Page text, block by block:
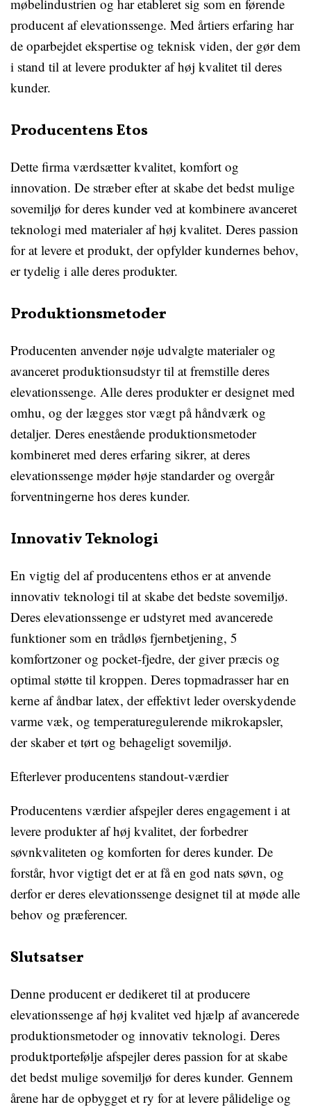
møbelindustrien og har etableret sig som en førende
producent af elevationssenge. Med årtiers erfaring har
de oparbejdet ekspertise og teknisk viden, der gør dem
i stand til at levere produkter af høj kvalitet til deres
kunder.
Producentens Etos
Dette firma værdsætter kvalitet, komfort og
innovation. De stræber efter at skabe det bedst mulige
sovemiljø for deres kunder ved at kombinere avanceret
teknologi med materialer af høj kvalitet. Deres passion
for at levere et produkt, der opfylder kundernes behov,
er tydelig i alle deres produkter.
Produktionsmetoder
Producenten anvender nøje udvalgte materialer og
avanceret produktionsudstyr til at fremstille deres
elevationssenge. Alle deres produkter er designet med
omhu, og der lægges stor vægt på håndværk og
detaljer. Deres enestående produktionsmetoder
kombineret med deres erfaring sikrer, at deres
elevationssenge møder høje standarder og overgår
forventningerne hos deres kunder.
Innovativ Teknologi
En vigtig del af producentens ethos er at anvende
innovativ teknologi til at skabe det bedste sovemiljø.
Deres elevationssenge er udstyret med avancerede
funktioner som en trådløs fjernbetjening, 5
komfortzoner og pocket-fjedre, der giver præcis og
optimal støtte til kroppen. Deres topmadrasser har en
kerne af åndbar latex, der effektivt leder overskydende
varme væk, og temperaturegulerende mikrokapsler,
der skaber et tørt og behageligt sovemiljø.
Efterlever producentens standout-værdier
Producentens værdier afspejler deres engagement i at
levere produkter af høj kvalitet, der forbedrer
søvnkvaliteten og komforten for deres kunder. De
forstår, hvor vigtigt det er at få en god nats søvn, og
derfor er deres elevationssenge designet til at møde alle
behov og præferencer.
Slutsatser
Denne producent er dedikeret til at producere
elevationssenge af høj kvalitet ved hjælp af avancerede
produktionsmetoder og innovativ teknologi. Deres
produktportefølje afspejler deres passion for at skabe
det bedst mulige sovemiljø for deres kunder. Gennem
årene har de opbygget et ry for at levere pålidelige og